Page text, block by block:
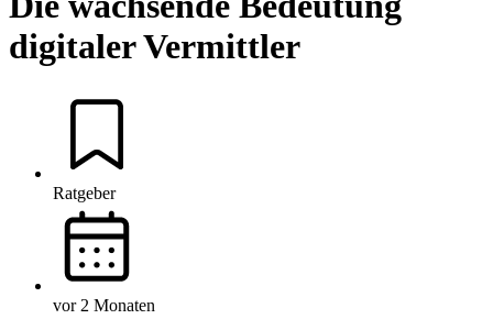
digitaler Vermittler
Ratgeber
vor 2 Monaten